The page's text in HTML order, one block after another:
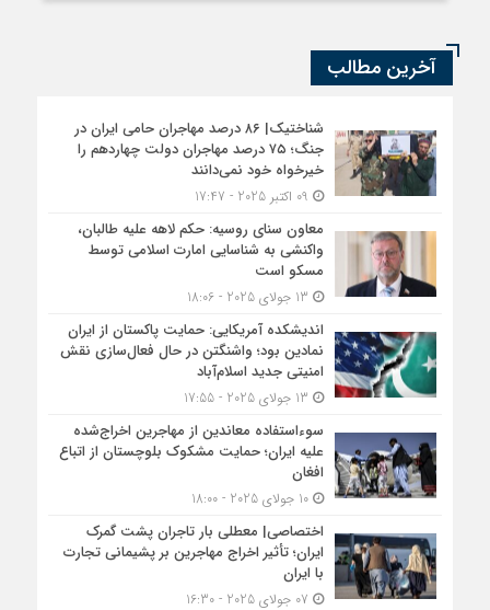
آخرین مطالب
شناختیک| ۸۶ درصد مهاجران حامی ایران در
جنگ؛ ۷۵ درصد مهاجران دولت چهاردهم را
خیرخواه خود نمی‌دانند
معاون سنای روسیه: حکم لاهه علیه طالبان،
واکنشی به شناسایی امارت اسلامی توسط
مسکو است
اندیشکده آمریکایی: حمایت پاکستان از ایران
نمادین بود؛ واشنگتن در حال فعال‌سازی نقش
امنیتی جدید اسلام‌آباد
سوءاستفاده معاندین از مهاجرین اخراج‌شده
علیه ایران؛ حمایت مشکوک بلوچستان از اتباع
افغان
10 جولای 2025 - 18:00
اختصاصی| معطلی بار تاجران پشت گمرک
ایران؛ تأثیر اخراج مهاجرین بر پشیمانی تجارت
با ایران